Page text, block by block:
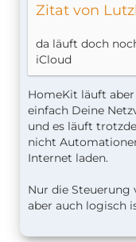
Zitat von
da läuft doch
iCloud
HomeKit läuft
einfach Deine
und es läuft
nicht
Internet laden.
Nur die Steuerung
aber auch logisch